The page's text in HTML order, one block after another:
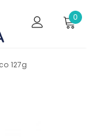
0
127g